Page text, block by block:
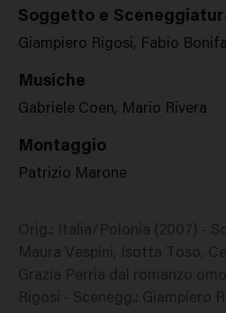
Soggetto e
Giampiero Rigosi, Fabio
Musiche
Gabriele Coen, Mario Rivera
Montaggio
Patrizio Marone
Orig.: Italia/Polonia (2007) -
Maura Vespini, Isotta Toso,
Grazia Perria dal romanzo
Rigosi - Scenegg.: Giampiero